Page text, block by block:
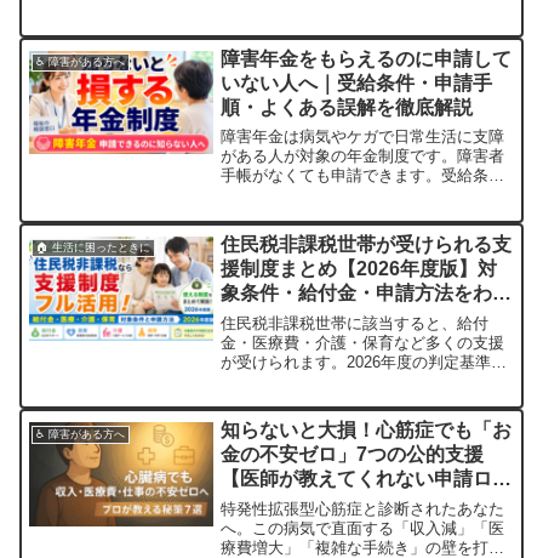
♿ 障害がある方へ
障害年金をもらえるのに申請して
いない人へ｜受給条件・申請手
順・よくある誤解を徹底解説
障害年金は病気やケガで日常生活に支障
がある人が対象の年金制度です。障害者
手帳がなくても申請できます。受給条
す。
🏠 生活に困ったときに
住民税非課税世帯が受けられる支
援制度まとめ【2026年度版】対
象条件・給付金・申請方法をわか
りやすく解説
住民税非課税世帯に該当すると、給付
金・医療費・介護・保育など多くの支援
が受けられます。2026年度の判定基準・
♿ 障害がある方へ
知らないと大損！心筋症でも「お
金の不安ゼロ」7つの公的支援
【医師が教えてくれない申請ロー
ドマップ】
特発性拡張型心筋症と診断されたあなた
へ。この病気で直面する「収入減」「医
療費増大」「複雑な手続き」の壁を打ち